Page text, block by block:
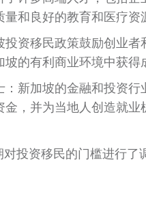
和良好的教育和医疗资
资移民政策鼓励创业
的有利商业环境中获得
新加坡的金融和投资
，并为当地人创造就业
投资移民的门槛进行